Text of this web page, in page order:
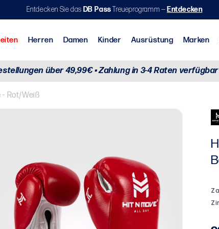
Entdecken Sie das DB PassTreueprogramm — Entdecken
über 49,99€ • Zahlung in 3-4 Raten verfügbar
- Rot/Weiß